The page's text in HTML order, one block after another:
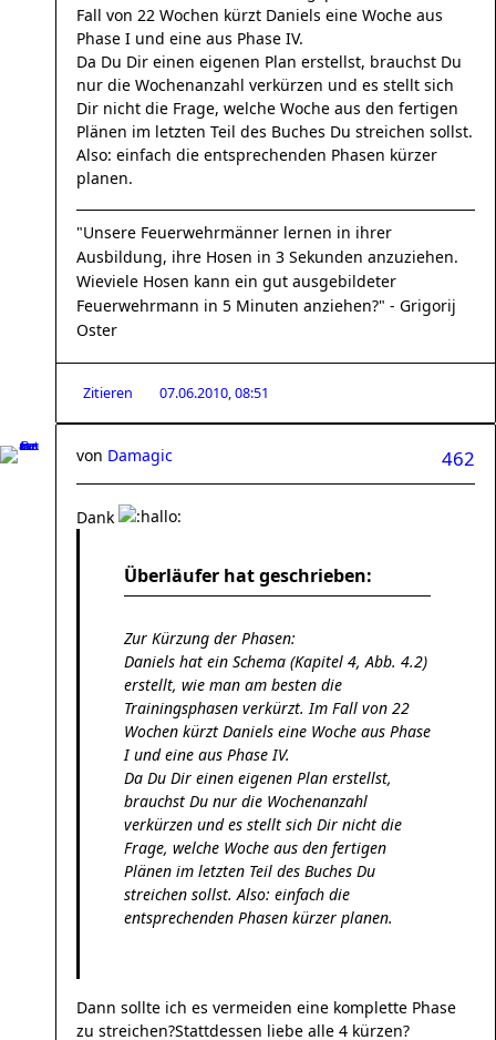
Fall von 22 Wochen kürzt Daniels eine Woche aus
Phase I und eine aus Phase IV.
Da Du Dir einen eigenen Plan erstellst, brauchst Du
nur die Wochenanzahl verkürzen und es stellt sich
Dir nicht die Frage, welche Woche aus den fertigen
Plänen im letzten Teil des Buches Du streichen sollst.
Also: einfach die entsprechenden Phasen kürzer
planen.
"Unsere Feuerwehrmänner lernen in ihrer
Ausbildung, ihre Hosen in 3 Sekunden anzuziehen.
Wieviele Hosen kann ein gut ausgebildeter
Feuerwehrmann in 5 Minuten anziehen?" - Grigorij
Oster
Zitieren 07.06.2010, 08:51
462
von Damagic
Dank
Überläufer hat geschrieben:
Zur Kürzung der Phasen:
Daniels hat ein Schema (Kapitel 4, Abb. 4.2)
erstellt, wie man am besten die
Trainingsphasen verkürzt. Im Fall von 22
Wochen kürzt Daniels eine Woche aus Phase
I und eine aus Phase IV.
Da Du Dir einen eigenen Plan erstellst,
brauchst Du nur die Wochenanzahl
verkürzen und es stellt sich Dir nicht die
Frage, welche Woche aus den fertigen
Plänen im letzten Teil des Buches Du
streichen sollst. Also: einfach die
entsprechenden Phasen kürzer planen.
Dann sollte ich es vermeiden eine komplette Phase
zu streichen?Stattdessen liebe alle 4 kürzen?